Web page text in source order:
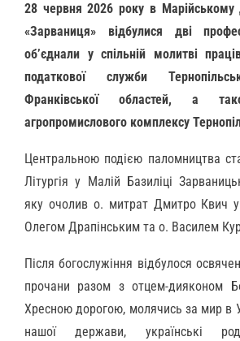
28 червня 2026 року в Марійському
«Зарваниця» відбулися дві
об’єднали у спільній молитві
податкової служби
Франківської областей, а
агропромислового комплексу
Центральною подією паломництва
Літургія у Малій Базиліці
яку очолив о. митрат Дмитро Квич у
Олегом Драпінським та о. Василем
Після богослужіння відбулося
прочани разом з отцем-дияконом
Хресною дорогою, молячись за мир в
нашої держави, українські